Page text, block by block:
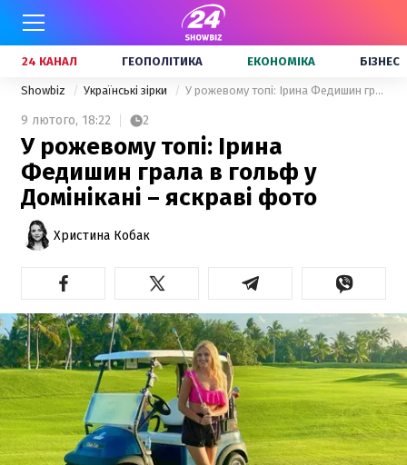
24 КАНАЛ ГЕОПОЛІТИКА ЕКОНОМІКА БІЗНЕС
Showbiz Українські зірки У рожевому топі: Ірина Федишин грала в гольф у Домінікані – яскраві фото
9 лютого, 18:22 2
У рожевому топі: Ірина
Федишин грала в гольф у
Домінікані – яскраві фото
Христина Кобак